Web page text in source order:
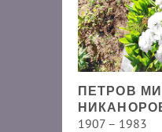
ПЕТРОВ
1907 – 1983